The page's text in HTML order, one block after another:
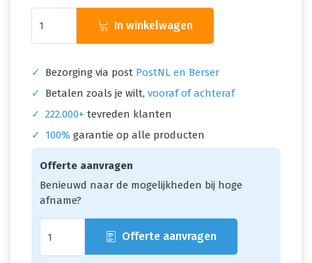
In winkelwagen
✓ Bezorging via post PostNL en Berser
✓
Betalen zoals je wilt, vooraf of achteraf
✓ 222.000+ tevreden klanten
✓
100% garantie op alle producten
Offerte aanvragen
Benieuwd naar de mogelijkheden bij hoge
afname?
Offerte aanvragen